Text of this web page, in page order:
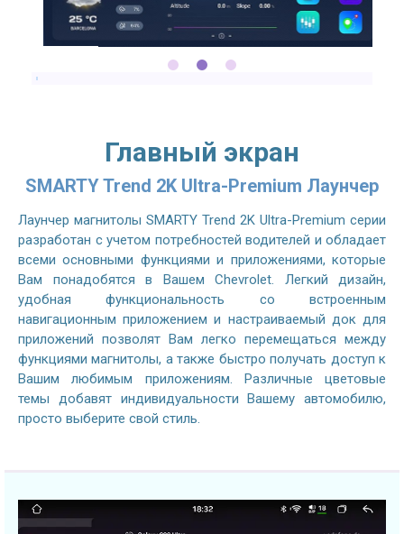
Главный экран
SMARTY Trend 2K Ultra-Premium Лаунчер
Лаунчер магнитолы SMARTY Trend 2K Ultra-Premium серии
разработан с учетом потребностей водителей и обладает
всеми основными функциями и приложениями, которые
Вам понадобятся в Вашем Chevrolet. Легкий дизайн,
удобная функциональность со встроенным
навигационным приложением и настраиваемый док для
приложений позволят Вам легко перемещаться между
функциями магнитолы, а также быстро получать доступ к
Вашим любимым приложениям. Различные цветовые
темы добавят индивидуальности Вашему автомобилю,
просто выберите свой стиль.